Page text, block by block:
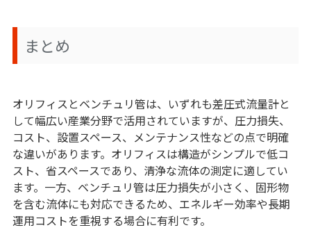
まとめ
オリフィスとベンチュリ管は、いずれも差圧式流量計と
して幅広い産業分野で活用されていますが、圧力損失、
コスト、設置スペース、メンテナンス性などの点で明確
な違いがあります。オリフィスは構造がシンプルで低コ
スト、省スペースであり、清浄な流体の測定に適してい
ます。一方、ベンチュリ管は圧力損失が小さく、固形物
を含む流体にも対応できるため、エネルギー効率や長期
運用コストを重視する場合に有利です。